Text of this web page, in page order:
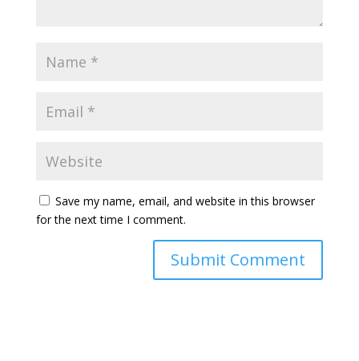
Save my name, email, and website in this browser
for the next time I comment.